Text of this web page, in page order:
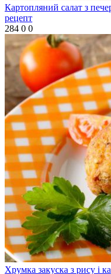
Картопляний салат з
рецепт
284 0 0
Хрумка закуска з рису і